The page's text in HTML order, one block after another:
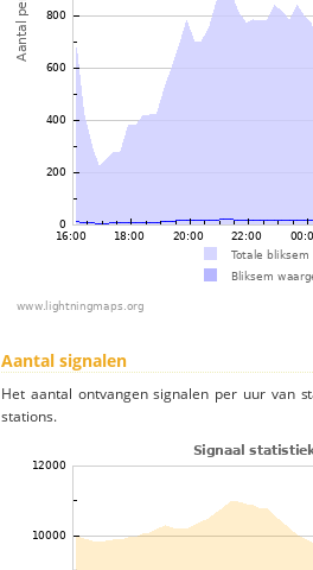
Aantal signalen
Het aantal ontvangen signalen per uur van
stations.